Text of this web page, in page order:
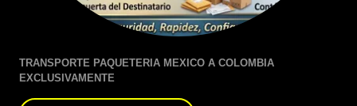
TRANSPORTE PAQUETERIA MEXICO A COLOMBIA
EXCLUSIVAMENTE